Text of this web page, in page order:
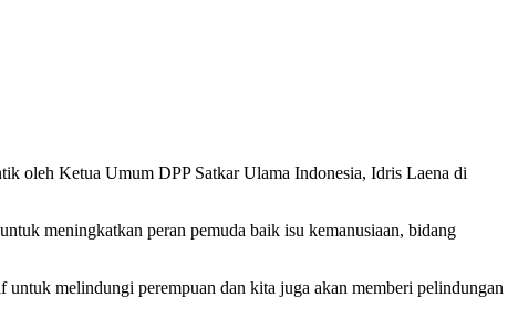
oleh Ketua Umum DPP Satkar Ulama Indonesia, Idris Laena di
meningkatkan peran pemuda baik isu kemanusiaan, bidang
melindungi perempuan dan kita juga akan memberi pelindungan